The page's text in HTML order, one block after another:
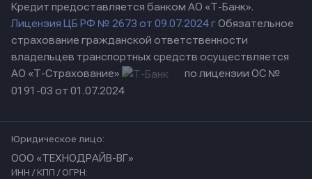
Кредит предоставляется банком АО «Т-Банк».
Лицензия ЦБ РФ № 2673 от 09.07.2024 гОбязательное
страхование гражданской ответственности
владельцев транспортных средств осуществляется
АО «Т-Страхование»
по лицензии ОС №
0191-03 от 01.07.2024
Юридическое лицо:
ООО «ТЕХНОДРАЙВ-ВГ»
ИНН / КПП / ОГРН: